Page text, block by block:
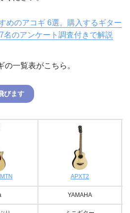
めのアコギ 6選。購入するギター
名のアンケート調査付きで解説
一覧表がこちら。
びます
APXT2
YAMAHA